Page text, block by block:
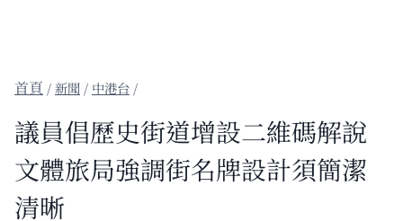
/新聞 / 中港台 /
議員倡歷史街道增設二維碼解說
文體旅局強調街名牌設計須簡潔
清晰